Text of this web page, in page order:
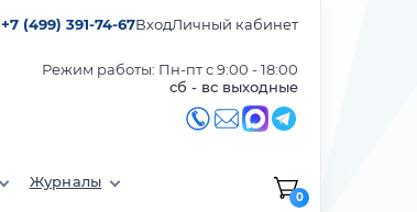
+7 (499) 391-74-67ВходЛичный кабинет
Режим работы: Пн-пт с 9:00 - 18:00
сб - вс выходные
Журналы
0